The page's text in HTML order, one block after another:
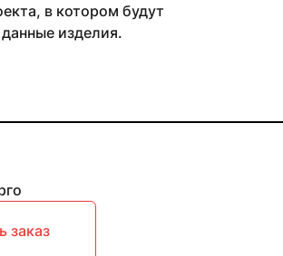
в котором будут
изделия.
заказ